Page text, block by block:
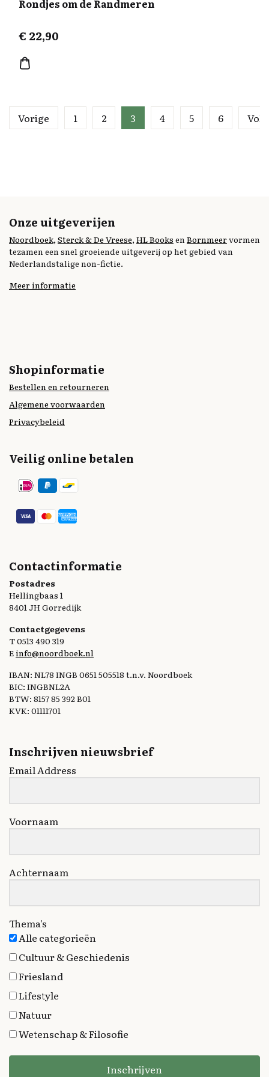
Rondjes om de Randmeren
€ 22,90
Vorige 1 2 3 4 5 6
Onze uitgeverijen
Noordboek, Sterck & De Vreese, HL Books enBornmeervormen
tezamen een snel groeiende uitgeverij op het gebied van
Nederlandstalige non-fictie.
Meer informatie
Shopinformatie
Bestellen en retourneren
Algemene voorwaarden
Privacybeleid
Veilig online betalen
Contactinformatie
Postadres
Hellingbaas 1
8401 JH Gorredijk
Contactgegevens
T 0513 490 319
E info@noordboek.nl
IBAN: NL78 INGB 0651 505518 t.n.v. Noordboek
BIC: INGBNL2A
BTW: 8157 85 392 B01
KVK: 01111701
Inschrijven nieuwsbrief
Email Address
Voornaam
Achternaam
Thema's
Alle categorieën
Cultuur & Geschiedenis
Friesland
Lifestyle
Natuur
Wetenschap & Filosofie
Inschrijven